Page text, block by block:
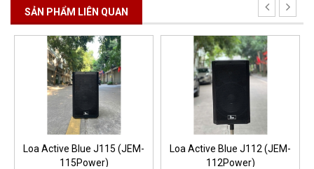
SẢN PHẨM LIÊN QUAN
Loa Active Blue J115 (JEM-
115Power)
Loa Active Blue J112 (JEM-
112Power)